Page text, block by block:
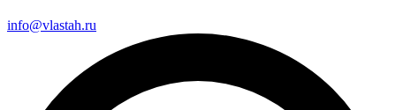
info@vlastah.ru